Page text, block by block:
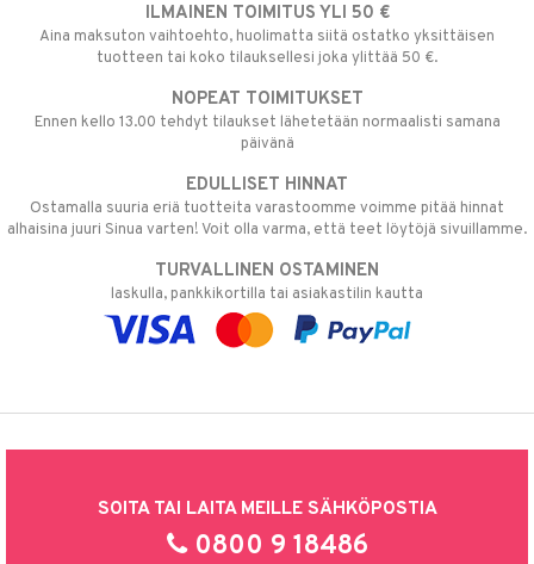
ILMAINEN TOIMITUS YLI 50 €
Aina maksuton vaihtoehto, huolimatta siitä ostatko yksittäisen
tuotteen tai koko tilauksellesi joka ylittää 50 €.
NOPEAT TOIMITUKSET
Ennen kello 13.00 tehdyt tilaukset lähetetään normaalisti samana
päivänä
EDULLISET HINNAT
Ostamalla suuria eriä tuotteita varastoomme voimme pitää hinnat
alhaisina juuri Sinua varten! Voit olla varma, että teet löytöjä sivuillamme.
TURVALLINEN OSTAMINEN
laskulla, pankkikortilla tai asiakastilin kautta
SOITA TAI LAITA MEILLE SÄHKÖPOSTIA
0800 9 18486